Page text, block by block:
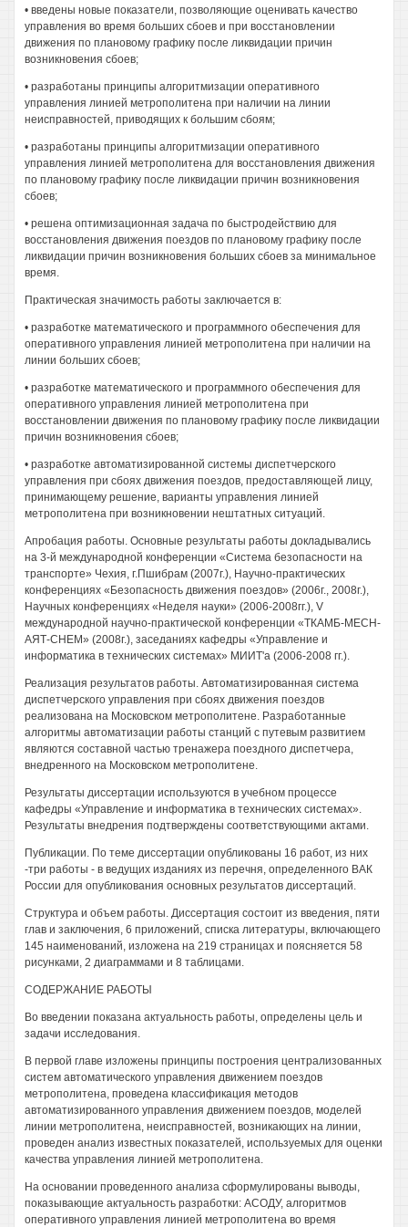
• введены новые показатели, позволяющие оценивать качество
управления во время больших сбоев и при восстановлении
движения по плановому графику после ликвидации причин
возникновения сбоев;
• разработаны принципы алгоритмизации оперативного
управления линией метрополитена при наличии на линии
неисправностей, приводящих к большим сбоям;
• разработаны принципы алгоритмизации оперативного
управления линией метрополитена для восстановления движения
по плановому графику после ликвидации причин возникновения
сбоев;
• решена оптимизационная задача по быстродействию для
восстановления движения поездов по плановому графику после
ликвидации причин возникновения больших сбоев за минимальное
время.
Практическая значимость работы заключается в:
• разработке математического и программного обеспечения для
оперативного управления линией метрополитена при наличии на
линии больших сбоев;
• разработке математического и программного обеспечения для
оперативного управления линией метрополитена при
восстановлении движения по плановому графику после ликвидации
причин возникновения сбоев;
• разработке автоматизированной системы диспетчерского
управления при сбоях движения поездов, предоставляющей лицу,
принимающему решение, варианты управления линией
метрополитена при возникновении нештатных ситуаций.
Апробация работы. Основные результаты работы докладывались
на 3-й международной конференции «Система безопасности на
транспорте» Чехия, г.Пшибрам (2007г.), Научно-практических
конференциях «Безопасность движения поездов» (2006г., 2008г.),
Научных конференциях «Неделя науки» (2006-2008гг.), V
международной научно-практической конференции «ТКАМБ-МЕСН-
АЯТ-СНЕМ» (2008г.), заседаниях кафедры «Управление и
информатика в технических системах» МИИТ'а (2006-2008 гг.).
Реализация результатов работы. Автоматизированная система
диспетчерского управления при сбоях движения поездов
реализована на Московском метрополитене. Разработанные
алгоритмы автоматизации работы станций с путевым развитием
являются составной частью тренажера поездного диспетчера,
внедренного на Московском метрополитене.
Результаты диссертации используются в учебном процессе
кафедры «Управление и информатика в технических системах».
Результаты внедрения подтверждены соответствующими актами.
Публикации. По теме диссертации опубликованы 16 работ, из них
-три работы - в ведущих изданиях из перечня, определенного ВАК
России для опубликования основных результатов диссертаций.
Структура и объем работы. Диссертация состоит из введения, пяти
глав и заключения, 6 приложений, списка литературы, включающего
145 наименований, изложена на 219 страницах и поясняется 58
рисунками, 2 диаграммами и 8 таблицами.
СОДЕРЖАНИЕ РАБОТЫ
Во введении показана актуальность работы, определены цель и
задачи исследования.
В первой главе изложены принципы построения централизованных
систем автоматического управления движением поездов
метрополитена, проведена классификация методов
автоматизированного управления движением поездов, моделей
линии метрополитена, неисправностей, возникающих на линии,
проведен анализ известных показателей, используемых для оценки
качества управления линией метрополитена.
На основании проведенного анализа сформулированы выводы,
показывающие актуальность разработки: АСОДУ, алгоритмов
оперативного управления линией метрополитена во время